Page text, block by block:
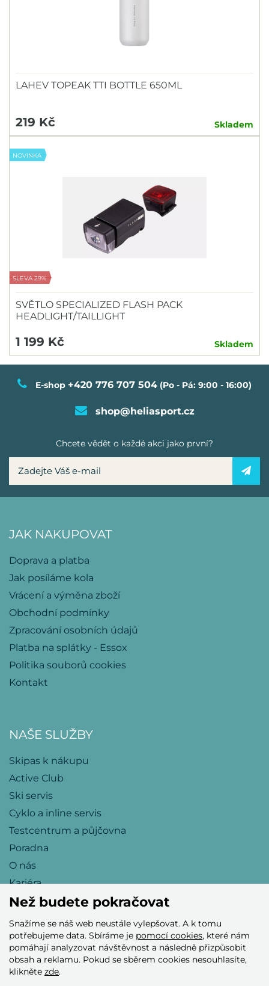
LAHEV TOPEAK TTI BOTTLE 650ML
219 Kč Skladem
NOVINKA
SLEVA 29%
SVĚTLO SPECIALIZED FLASH PACK
HEADLIGHT/TAILLIGHT
1 199 Kč Skladem
E-shop +420 776 707 504 (Po - Pá: 9:00 - 16:00)
shop@heliasport.cz
Chcete vědět o každé akci jako první?
JAK NAKUPOVAT
Doprava a platba
Jak posíláme kola
Vrácení a výměna zboží
Obchodní podmínky
Zpracování osobních údajů
Platba na splátky - Essox
Politika souborů cookies
Kontakt
NAŠE SLUŽBY
Skipas k nákupu
Active Club
Ski servis
Cyklo a inline servis
Testcentrum a půjčovna
Poradna
O nás
Kariéra
Přijímáme tyto platební karty
Než budete pokračovat
Snažíme se náš web neustále vylepšovat. A k tomu
potřebujeme data. Sbíráme je pomocí cookies, které nám
pomáhají analyzovat návštěvnost a následně přizpůsobit
obsah a reklamu. Pokud se sběrem cookies nesouhlasíte,
klikněte zde.